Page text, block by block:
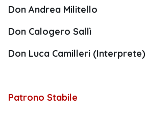
Don Andrea Militello
Don Calogero Sallì
Don Luca Camilleri (Interprete)
Patrono Stabile